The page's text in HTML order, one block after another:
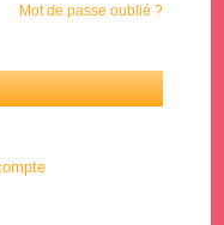
Mot de passe oublié ?